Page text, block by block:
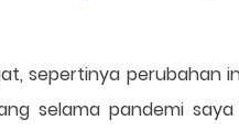
sepertinya perubahan
selama pandemi